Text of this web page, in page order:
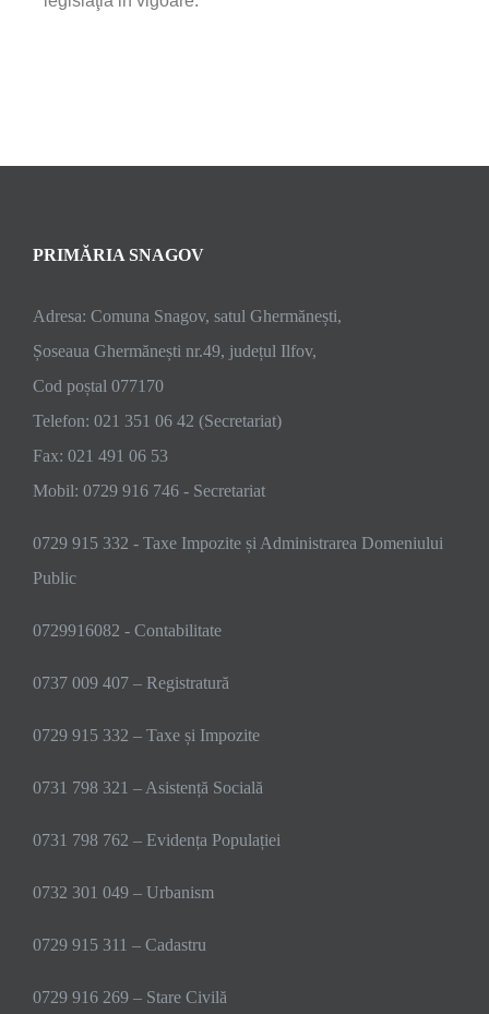
PRIMĂRIA SNAGOV
Adresa: Comuna Snagov, satul Ghermănești,
Șoseaua Ghermănești nr.49, județul Ilfov,
Cod poștal 077170
Telefon: 021 351 06 42 (Secretariat)
Fax: 021 491 06 53
Mobil: 0729 916 746 - Secretariat
0729 915 332 - Taxe Impozite și Administrarea Domeniului
Public
0729916082 - Contabilitate
0737 009 407 – Registratură
0729 915 332 – Taxe și Impozite
0731 798 321 – Asistență Socială
0731 798 762 – Evidența Populației
0732 301 049 – Urbanism
0729 915 311 – Cadastru
0729 916 269 – Stare Civilă